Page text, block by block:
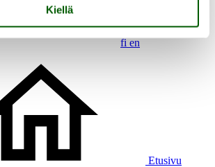
Kiellä
fi en
Etusivu